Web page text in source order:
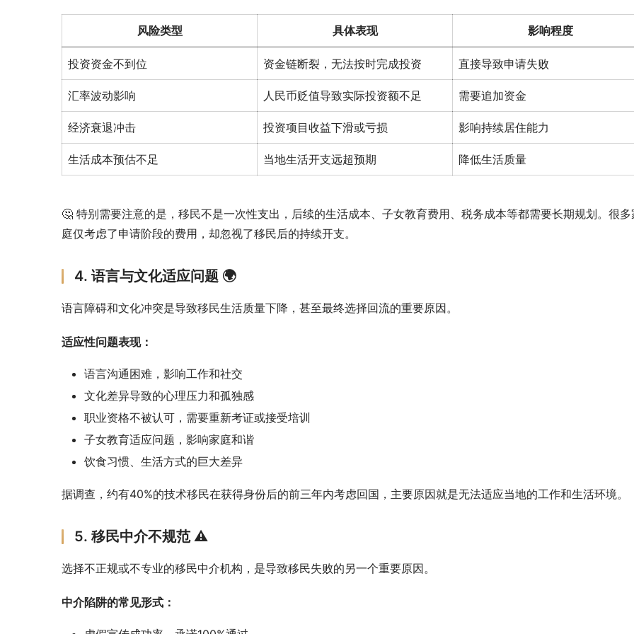
风险类型 具体表现 影响程度
投资资金不到位 资金链断裂，无法按时完成投资 直接导致申请失败
汇率波动影响 人民币贬值导致实际投资额不足 需要追加资金
经济衰退冲击 投资项目收益下滑或亏损 影响持续居住能力
生活成本预估不足 当地生活开支远超预期 降低生活质量
🤔 特别需要注意的是，移民不是一次性支出，后续的生活成本、子女教育费用、税务成本等都需要长期规划。很多
庭仅考虑了申请阶段的费用，却忽视了移民后的持续开支。
4. 语言与文化适应问题 🌍
语言障碍和文化冲突是导致移民生活质量下降，甚至最终选择回流的重要原因。
适应性问题表现：
语言沟通困难，影响工作和社交
文化差异导致的心理压力和孤独感
职业资格不被认可，需要重新考证或接受培训
子女教育适应问题，影响家庭和谐
饮食习惯、生活方式的巨大差异
据调查，约有40%的技术移民在获得身份后的前三年内考虑回国，主要原因就是无法适应当地的工作和生活环境。
5. 移民中介不规范 ⚠️
选择不正规或不专业的移民中介机构，是导致移民失败的另一个重要原因。
中介陷阱的常见形式：